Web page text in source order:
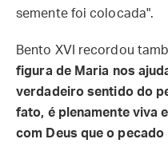
semente foi colocada".
Bento XVI recordou
figura de Maria nos
verdadeiro sentido do
fato, é plenamente viva
com Deus que o pecado